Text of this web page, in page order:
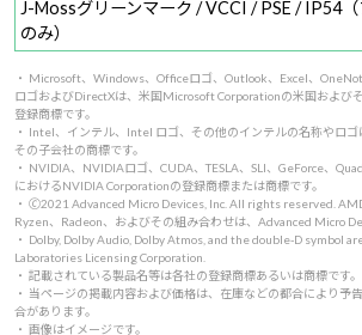
J-Mossグリーンマーク / VCCI / PSE / IP54
のみ）
・ Microsoft、Windows、Officeロゴ、Outlook、Excel、
ロゴおよびDirectXは、米国Microsoft Corporationの米国および
登録商標です。
・ Intel、インテル、Intel ロゴ、その他のインテルの名称やロ
その子会社の商標です。
・ NVIDIA、NVIDIAロゴ、CUDA、TESLA、SLI、GeForce、
におけるNVIDIA Corporationの登録商標または商標です。
・ 🄫2021 Advanced Micro Devices, Inc. All rights reserved.
Ryzen、Radeon、およびその組み合わせは、Advanced Micro
・ Dolby, Dolby Audio, Dolby Atmos, and the double-D symbol
Laboratories Licensing Corporation.
・ 記載されている製品名等は各社の登録商標あるいは商標です。
・ 当ページの掲載内容および価格は、在庫などの都合により予
合があります。
・ 画像はイメージです。